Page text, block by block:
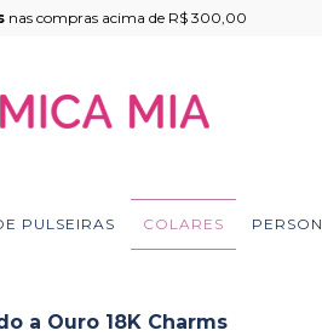
nas compras acima de R$ 300,00
PULSEIRAS COLARES
a Ouro 18K Charms